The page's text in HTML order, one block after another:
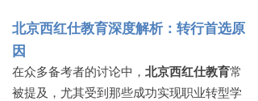
北京西红仕教育深度解析：转行首选原
因
在众多备考者的讨论中， 北京西红仕教育常
被提及，尤其受到那些成功实现职业转型学